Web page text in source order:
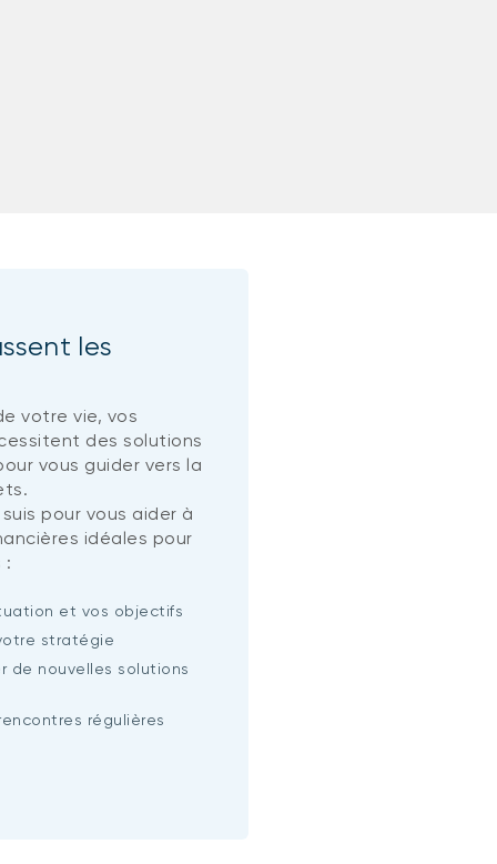
les
votre vie, vos
des solutions
vous guider vers la
pour vous aider à
idéales pour
:
et vos objectifs
stratégie
de nouvelles solutions
régulières